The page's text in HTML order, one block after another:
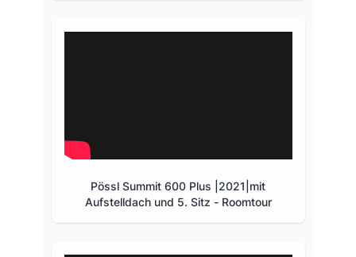
Pössl Summit 600 Plus |2021|mit
Aufstelldach und 5. Sitz - Roomtour